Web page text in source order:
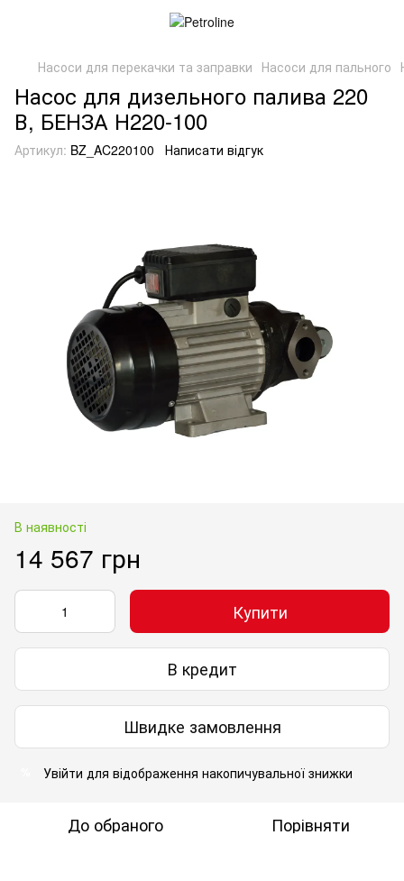
Насоси для перекачки та заправки Насоси для пального
Насос для дизельного палива 220
В, БЕНЗА Н220-100
Артикул: BZ_AC220100 Написати відгук
В наявності
14 567 грн
Купити
В кредит
Швидке замовлення
Увійти для відображення накопичувальної знижки
До обраного Порівняти